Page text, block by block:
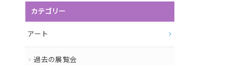
カテゴリー
アート
過去の展覧会